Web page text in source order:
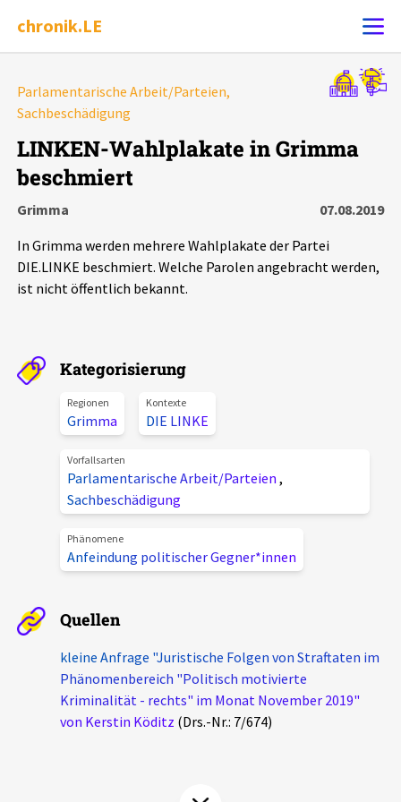
chronik.LE
Ereignis melden
Chronik
Dossiers
Leipziger Zustände
Phänomene
Aktuelles
Alle Beiträge
Veranstaltungen
Pressemitteilungen
Podcasts
Über uns
Kontakt
Spenden
chronik.LE in der Presse
Parlamentarische Arbeit/Parteien,
Sachbeschädigung
LINKEN-Wahlplakate in Grimma
beschmiert
Grimma
07.08.2019
In Grimma werden mehrere Wahlplakate der Partei
DIE.LINKE beschmiert. Welche Parolen angebracht werden,
ist nicht öffentlich bekannt.
Kategorisierung
Regionen
Grimma
Kontexte
DIE LINKE
Vorfallsarten
Parlamentarische Arbeit/Parteien ,
Sachbeschädigung
Phänomene
Anfeindung politischer Gegner*innen
Quellen
kleine Anfrage "Juristische Folgen von Straftaten im
Phänomenbereich "Politisch motivierte
Kriminalität - rechts" im Monat November 2019"
von Kerstin Köditz (Drs.-Nr.: 7/674)
Alle Ereignisse
7502Ereignisse
Ereignisse
Filter Erklärungen